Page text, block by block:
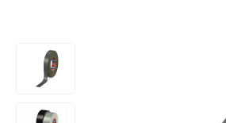
Bildergalerie überspringen